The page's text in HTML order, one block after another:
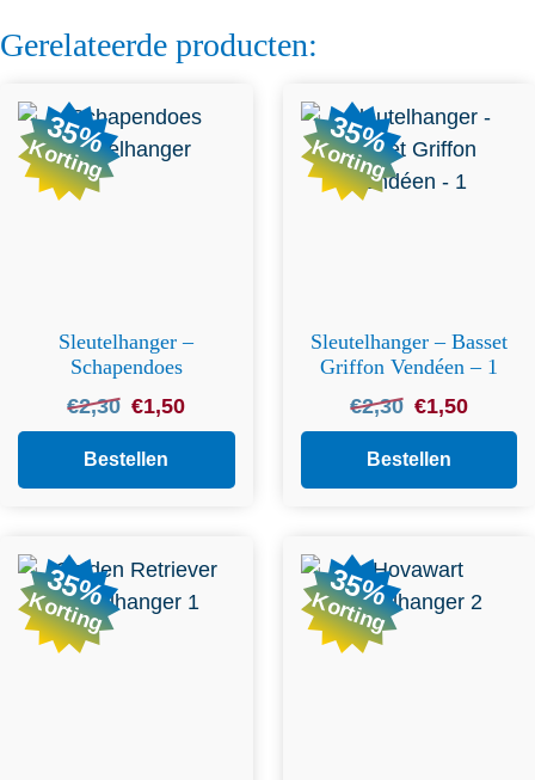
Gerelateerde producten:
35%
Korting
Sleutelhanger –
Schapendoes
€2,30 Oorspronkelijke
prijs
was:
€2,30.
€1,50Huidige
prijs
€1,50.
Bestellen
35%
Korting
Sleutelhanger – Basset
Griffon Vendéen – 1
€2,30 Oorspronkelijke
prijs
was:
€2,30.
€1,50Huidige
prijs
€1,50.
Bestellen
35%
Korting
35%
Korting